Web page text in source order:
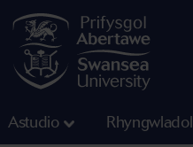
Astudio Rhyngwladol